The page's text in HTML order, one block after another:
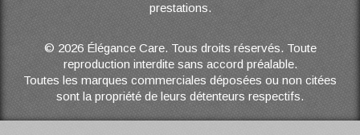
prestations.
© 2026 Élégance Care. Tous droits réservés. Toute
reproduction interdite sans accord préalable.
Toutes les marques commerciales déposées ou non citées
sont la propriété de leurs détenteurs respectifs.